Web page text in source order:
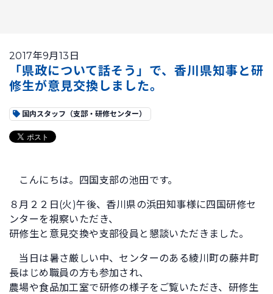
2017年9月13日
「県政について話そう」で、香川県知事と研
修生が意見交換しました。
国内スタッフ（支部・研修センター）
こんにちは。四国支部の池田です。
８月２２日(火)午後、香川県の浜田知事様に四国研修セ
ンターを視察いただき、
研修生と意見交換や支部役員と懇談いただきました。
当日は暑さ厳しい中、センターのある綾川町の藤井町
長はじめ職員の方も参加され、
農場や食品加工室で研修の様子をご覧いただき、研修生